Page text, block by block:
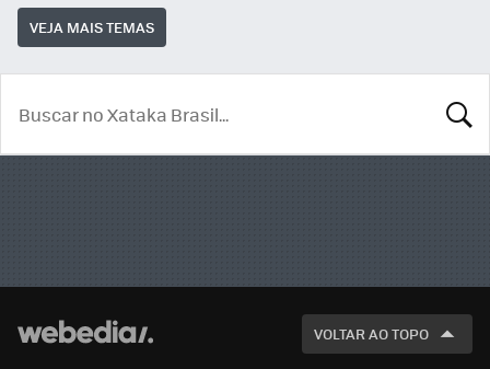
VEJA MAIS TEMAS
VOLTAR AO TOPO